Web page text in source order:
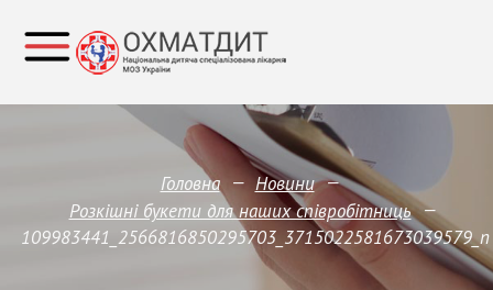
Головна — Новини —
Розкішні букети для наших співробітниць —
109983441_2566816850295703_3715022581673039579_n